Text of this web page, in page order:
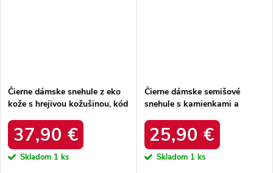
Čierne dámske snehule z eko
kože s hrejivou kožušinou, kód
BLACK
37,90 €
Skladom 1 ks
Čierne dámske semišové
snehule s kamienkami a
W8009 BLACK
25,90 €
Skladom 1 ks